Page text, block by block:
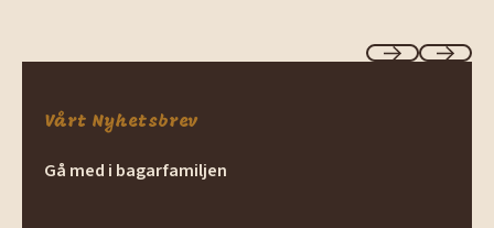
PreviousNext
Vårt Nyhetsbrev
Gå med i bagarfamiljen